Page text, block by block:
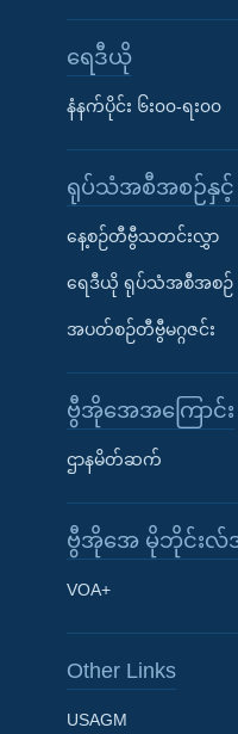
Learning English
ရေဒီယို
နံနက်ပိုင်း ၆း၀၀-ရး၀၀
ရုပ်သံအစီအစဉ်နှင့်
နေ့စဉ်တီဗွီသတင်းလွှာ
ရေဒီယို ရုပ်သံအစီအစဉ်
အပတ်စဉ်တီဗွီမဂ္ဂဇင်း
ဗွီအိုအေအကြောင်း
ဌာနမိတ်ဆက်
ဗွီအိုအေ မိုဘိုင်းလ်အ
VOA+
Other Links
USAGM